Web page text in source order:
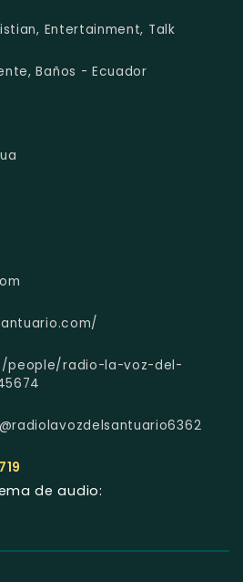
Entertainment, Talk
Baños - Ecuador
people/radio-la-voz-del-
de audio: